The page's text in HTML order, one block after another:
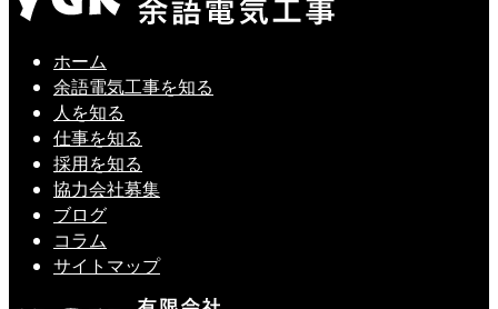
ホーム
余語電気工事を知る
人を知る
仕事を知る
採用を知る
協力会社募集
ブログ
コラム
サイトマップ